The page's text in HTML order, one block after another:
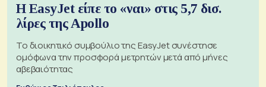
Η EasyJet είπε το «ναι» στις 5,7 δισ.
λίρες της Apollo
Το διοικητικό συμβούλιο της EasyJet συνέστησε
ομόφωνα την προσφορά μετρητών μετά από μήνες
αβεβαιότητας